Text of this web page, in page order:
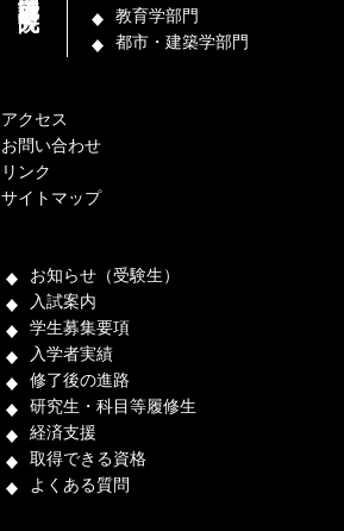
教育学部門
都市・建築学部門
アクセス
お問い合わせ
リンク
サイトマップ
お知らせ（受験生）
入試案内
学生募集要項
入学者実績
修了後の進路
研究生・科目等履修生
経済支援
取得できる資格
よくある質問